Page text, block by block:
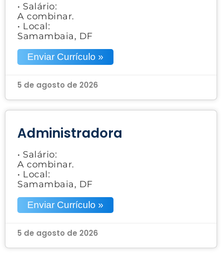
• Salário:
A combinar.
• Local:
Samambaia, DF
Enviar Currículo »
5 de agosto de 2026
Administradora
• Salário:
A combinar.
• Local:
Samambaia, DF
Enviar Currículo »
5 de agosto de 2026